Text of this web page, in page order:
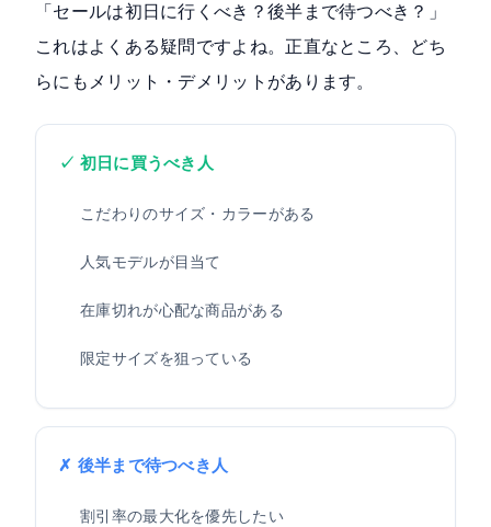
「セールは初日に行くべき？後半まで待つべき？」
これはよくある疑問ですよね。正直なところ、どち
らにもメリット・デメリットがあります。
✓ 初日に買うべき人
こだわりのサイズ・カラーがある
人気モデルが目当て
在庫切れが心配な商品がある
限定サイズを狙っている
✗ 後半まで待つべき人
割引率の最大化を優先したい